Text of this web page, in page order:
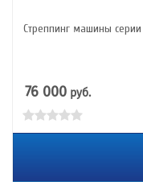
Стреппинг машины
76 000 руб.